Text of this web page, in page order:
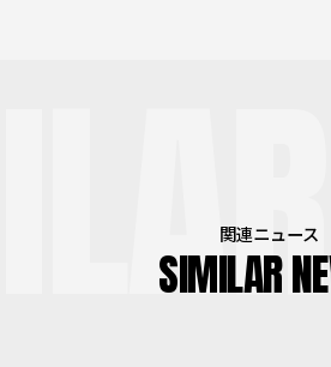
関連ニュース
SIMILAR